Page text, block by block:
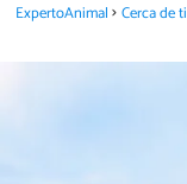
ExpertoAnimal Cerca de ti